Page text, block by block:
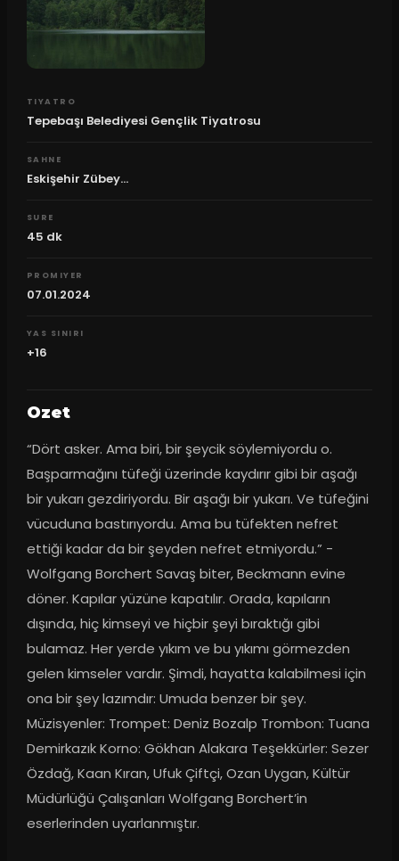
TIYATRO
Tepebaşı Belediyesi Gençlik Tiyatrosu
SAHNE
Eskişehir Zübey...
SURE
45 dk
PROMIYER
07.01.2024
YAS SINIRI
+16
Ozet
“Dört asker. Ama biri, bir şeycik söylemiyordu o.
Başparmağını tüfeği üzerinde kaydırır gibi bir aşağı
bir yukarı gezdiriyordu. Bir aşağı bir yukarı. Ve tüfeğini
vücuduna bastırıyordu. Ama bu tüfekten nefret
ettiği kadar da bir şeyden nefret etmiyordu.” -
Wolfgang Borchert Savaş biter, Beckmann evine
döner. Kapılar yüzüne kapatılır. Orada, kapıların
dışında, hiç kimseyi ve hiçbir şeyi bıraktığı gibi
bulamaz. Her yerde yıkım ve bu yıkımı görmezden
gelen kimseler vardır. Şimdi, hayatta kalabilmesi için
ona bir şey lazımdır: Umuda benzer bir şey.
Müzisyenler: Trompet: Deniz Bozalp Trombon: Tuana
Demirkazık Korno: Gökhan Alakara Teşekkürler: Sezer
Özdağ, Kaan Kıran, Ufuk Çiftçi, Ozan Uygan, Kültür
Müdürlüğü Çalışanları Wolfgang Borchert’in
eserlerinden uyarlanmıştır.